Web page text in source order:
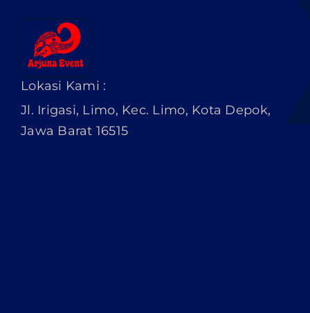
Lokasi Kami :
Jl. Irigasi, Limo, Kec. Limo, Kota Depok,
Jawa Barat 16515